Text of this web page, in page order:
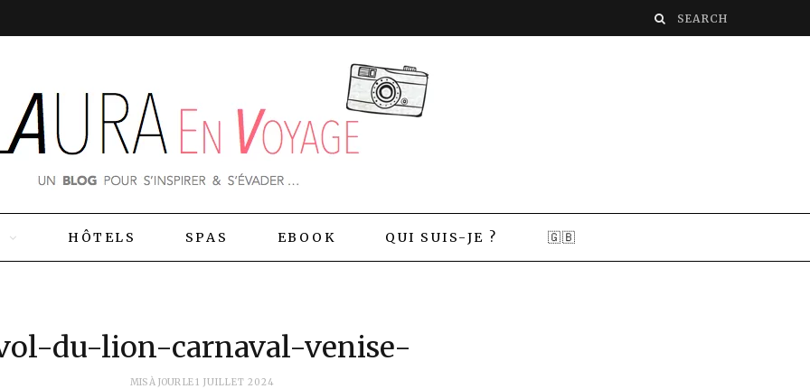
HÔTELS SPAS EBOOK QUI SUIS-JE ? 🇬🇧
du-lion-carnaval-venise-
MIS À JOUR LE1 JUILLET 2024